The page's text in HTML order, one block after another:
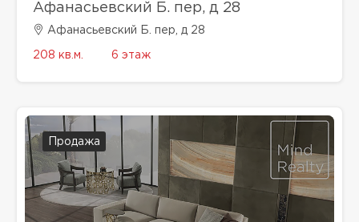
Афанасьевский Б. пер, д 28
Афанасьевский Б. пер, д 28
208 кв.м. 6 этаж
Продажа